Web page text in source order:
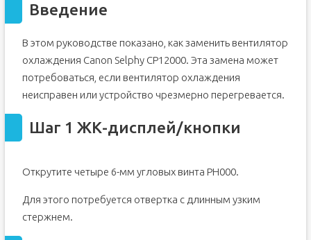
Введение
В этом руководстве показано, как заменить вентилятор
охлаждения Canon Selphy CP12000. Эта замена может
потребоваться, если вентилятор охлаждения
неисправен или устройство чрезмерно перегревается.
Шаг 1 ЖК-дисплей/кнопки
Открутите четыре 6-мм угловых винта PH000.
Для этого потребуется отвертка с длинным узким
стержнем.